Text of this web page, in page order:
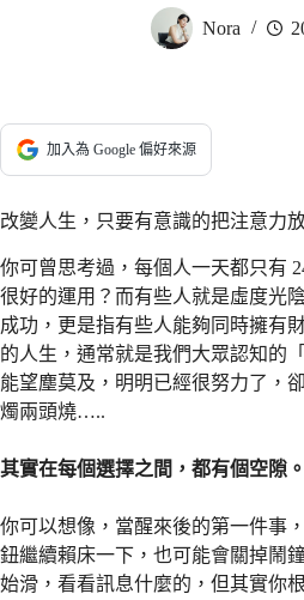
Nora
加入為 Google 偏好來源
改變人生，只要有意識的把注意力
你可曾思考過，每個人一天都只有
很好的運用？而有些人就是虛度光
成功，更是指有些人能夠同時擁有
的人生，通常就是我們大眾認知的
能望塵莫及，明明已經很努力了，
燭兩頭燒…..
其實在每個選擇之間，都有個空隙。
你可以想像，當醒來後的第一件事
鈕繼續賴床一下，也可能會關掉鬧
始滑，看看訊息什麼的，但其實你